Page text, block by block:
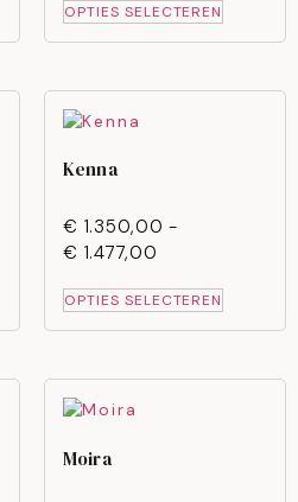
OPTIES SELECTEREN
Kenna
€ 1.350,00 -
€ 1.477,00
OPTIES SELECTEREN
Moira